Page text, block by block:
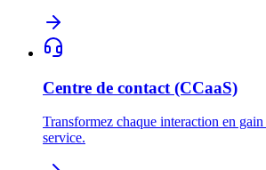
Centre de contact (CCaaS)
Transformez chaque interaction en
service.